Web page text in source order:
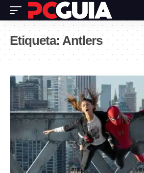
Etiqueta: Antlers